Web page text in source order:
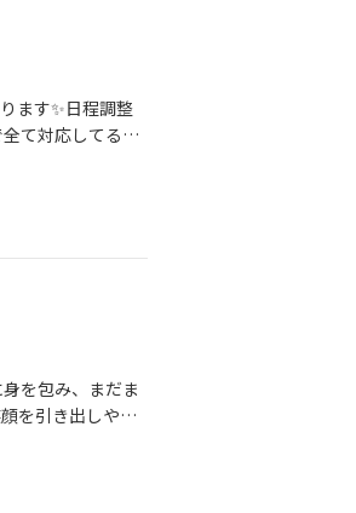
ます✨日程調整
て対応してるア
欲しいから、1
ってご入会して
した
を包み、まだま
を引き出しやす
お申込み率は変